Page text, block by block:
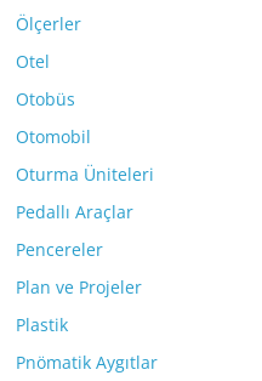
Ölçerler
Otel
Otobüs
Otomobil
Oturma Üniteleri
Pedallı Araçlar
Pencereler
Plan ve Projeler
Plastik
Pnömatik Aygıtlar